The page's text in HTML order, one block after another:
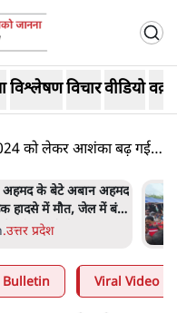
विश्लेषणविचारवीडियो
को लेकर आशंका बढ़ गई
के बेटे अबान अहमद
हादसे में मौत, जेल में बंद
जा रहे थे
.उत्तर प्रदेश
Bulletin Viral Video